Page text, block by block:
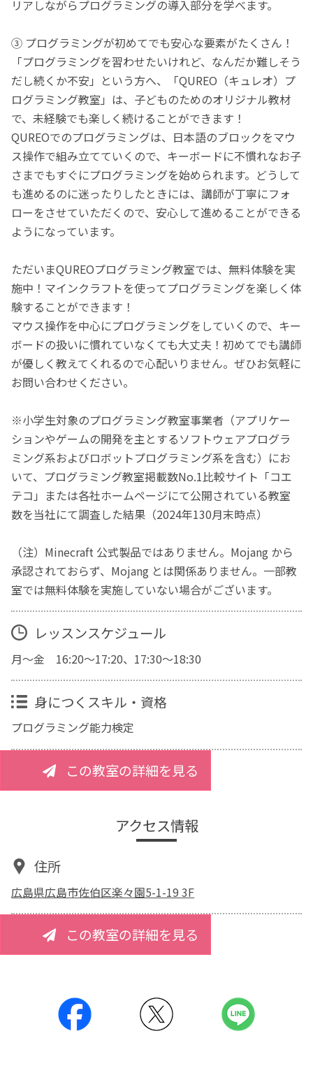
リアしながらプログラミングの導入部分を学べます。
③ プログラミングが初めてでも安心な要素がたくさん！
「プログラミングを習わせたいけれど、なんだか難しそう
だし続くか不安」という方へ、「QUREO（キュレオ）プ
ログラミング教室」は、子どものためのオリジナル教材
で、未経験でも楽しく続けることができます！
QUREOでのプログラミングは、日本語のブロックをマウ
ス操作で組み立てていくので、キーボードに不慣れなお子
さまでもすぐにプログラミングを始められます。どうして
も進めるのに迷ったりしたときには、講師が丁寧にフォ
ローをさせていただくので、安心して進めることができる
ようになっています。
ただいまQUREOプログラミング教室では、無料体験を実
施中！マインクラフトを使ってプログラミングを楽しく体
験することができます！
マウス操作を中心にプログラミングをしていくので、キー
ボードの扱いに慣れていなくても大丈夫！初めてでも講師
が優しく教えてくれるので心配いりません。ぜひお気軽に
お問い合わせください。
※小学生対象のプログラミング教室事業者（アプリケー
ションやゲームの開発を主とするソフトウェアプログラ
ミング系およびロボットプログラミング系を含む）にお
いて、プログラミング教室掲載数No.1比較サイト「コエ
テコ」または各社ホームページにて公開されている教室
数を当社にて調査した結果（2024年130月末時点）
（注）Minecraft 公式製品ではありません。Mojang から
承認されておらず、Mojang とは関係ありません。一部教
室では無料体験を実施していない場合がございます。
レッスンスケジュール
月～金 16:20～17:20、17:30～18:30
身につくスキル・資格
プログラミング能力検定
この教室の詳細を見る
アクセス情報
住所
広島県広島市佐伯区楽々園5-1-19 3F
この教室の詳細を見る